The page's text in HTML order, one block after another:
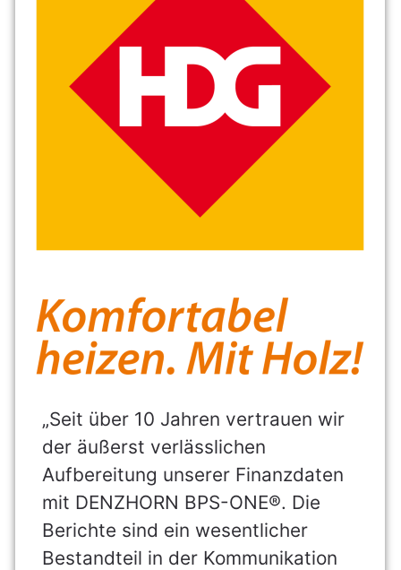
„Seit über 10 Jahren vertrauen wir
der äußerst verlässlichen
Aufbereitung unserer Finanzdaten
mit DENZHORN BPS-ONE®. Die
Berichte sind ein wesentlicher
Bestandteil in der Kommunikation